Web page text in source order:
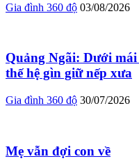
Gia đình 360 độ 03/08/2026
Quảng Ngãi: Dưới
thế hệ gìn giữ nếp xưa
Gia đình 360 độ 30/07/2026
Mẹ vẫn đợi con về